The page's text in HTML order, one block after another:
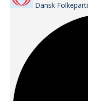
Dansk Folkeparti